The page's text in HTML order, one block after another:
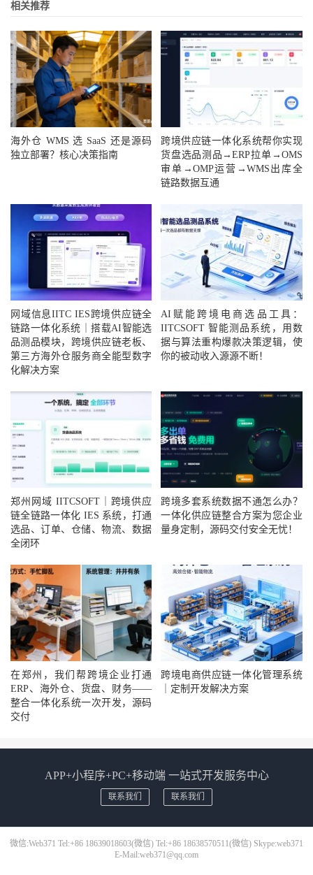
相关推荐
海外仓 WMS 选 SaaS 还是源码
独立部署？核心决策指南
跨境供应链一体化系统帮你实现
货盘选品测品→ERP拉单→OMS
审单→OMP运营→WMS出库全
链路数据互通
网域信息IITC IES跨境供应链全
链路一体化系统｜搭载AI智能选
品测品模块，跨境供应链老板、
第三方海外仓服务商全能型数字
化解决方案
AI赋能跨境电商选品工具：
IITCSOFT 智能测品系统，用数
据与算法重构爆款决策逻辑，使
你的被动收入源源不断！
郑州网域 IITCSOFT｜跨境供应
链全链路一体化 IES 系统，打通
选品、订单、仓储、物流、数据
全闭环
跨境多套系统数据不通怎么办？
一体化供应链整合方案为您企业
量身定制，源码交付安全无忧！
在郑州，我们帮跨境企业打通
ERP、海外仓、货盘、财务——
整合一体化系统一次开发，源码
交付
跨境电商供应链一体化管理系统
｜定制开发解决方案
APP+小程序+PC+移动端 一站式开发服务中心
联系我们 联系我们
微信:Web371 Tel:+86 18639018603(微信) Tel:+86 18638570511(微信) Skype:web371
E-Mail:web371@qq.com